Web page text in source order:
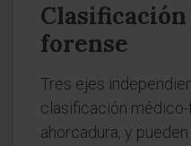
forense
Tres ejes
clasificación
ahorcadura, y